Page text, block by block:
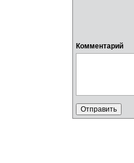
Комментарий